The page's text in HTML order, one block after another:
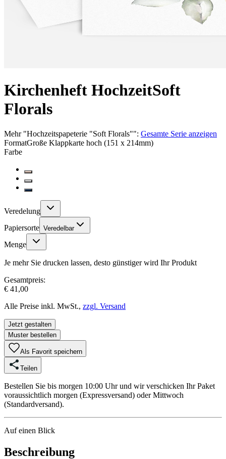
Kirchenheft HochzeitSoft
Florals
Mehr"Hochzeitspapeterie "Soft Florals"": Gesamte Serie anzeigen
FormatGroße Klappkarte hoch (151 x 214mm)
Farbe
Veredelung
Papiersorte Veredelbar
Menge
Je mehr Sie drucken lassen, desto günstiger wird Ihr Produkt
Gesamtpreis:
€ 41,00
Alle Preise inkl. MwSt., zzgl. Versand
Jetzt gestalten
Muster bestellen
Als Favorit speichern
Teilen
Bestellen Sie bis morgen 10:00 Uhr und wir verschicken Ihr Paket
voraussichtlich morgen (Expressversand) oder Mittwoch
(Standardversand).
Auf einen Blick
Beschreibung